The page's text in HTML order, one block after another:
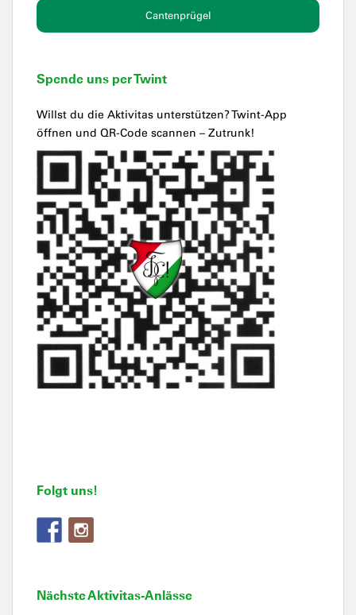
Cantenprügel
Spende uns per Twint
Willst du die Aktivitas unterstützen? Twint-App
öffnen und QR-Code scannen – Zutrunk!
Folgt uns!
Nächste Aktivitas-Anlässe